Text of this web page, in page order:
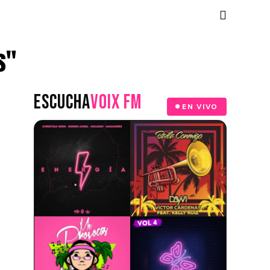
ESCUCHAVOIX FM EN VIVO